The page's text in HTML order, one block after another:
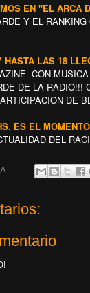
EN "EL ARCA
Y EL
HASTA LAS 18
CON
DE LA RADIO!!!
DE
ES EL
DEL